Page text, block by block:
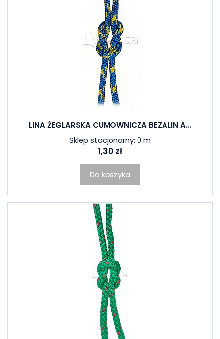
LINA ŻEGLARSKA CUMOWNICZA BEZALIN A...
Sklep stacjonarny: 0 m
1,30 zł
Do koszyka